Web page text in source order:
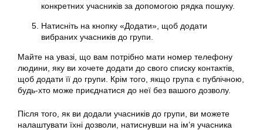
конкретних учасників за допомогою рядка пошуку.
Натисніть на кнопку «Додати», щоб додати
вибраних учасників до групи.
Майте на увазі, що вам потрібно мати номер телефону
людини, яку ви хочете додати до свого списку контактів,
щоб додати її до групи. Крім того, якщо група є публічною,
будь-хто може приєднатися до неї без вашого дозволу.
Після того, як ви додали учасників до групи, ви можете
налаштувати їхні дозволи, натиснувши на ім’я учасника